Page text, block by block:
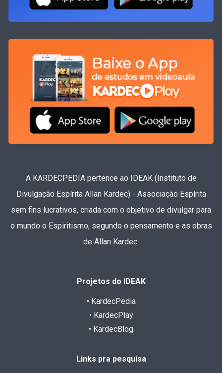
A KARDECPEDIA pertence ao IDEAK (Instituto de
Divulgação Espírita Allan Kardec) - Associação Espírita
sem fins lucrativos, criada com o objetivo de divulgar para
o mundo o Espiritismo, segundo o pensamento e as obras
de Allan Kardec.
Projetos do IDEAK
• KardecPedia
• KardecPlay
• KardecBlog
Links pra pesquisa